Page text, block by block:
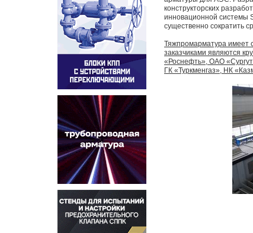
конструкторских
инновационной системы
существенно сократить
Тяжпромарматура имеет
заказчиками являются
«Роснефть», ОАО
ГК «Туркменгаз», НК